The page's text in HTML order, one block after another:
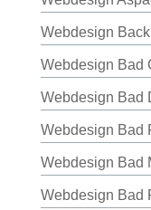
Webdesign
Webdesign Bad
Webdesign Bad
Webdesign Bad
Webdesign Bad
Webdesign Bad